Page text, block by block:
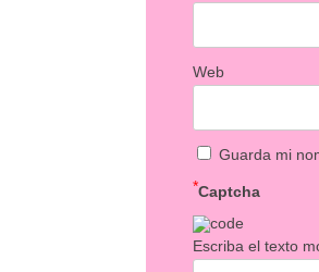
Web
Guarda mi
Captcha
*
Escriba el texto